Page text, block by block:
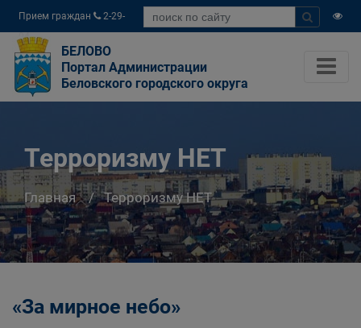
Прием граждан
2-29-
04
БЕЛОВО
Портал Администрации
Беловского городского округа
Терроризму НЕТ
Главная Терроризму НЕТ
«За мирное небо»